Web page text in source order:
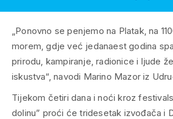
„Ponovno se penjemo na Platak, na
morem, gdje već jedanaest godina
prirodu, kampiranje, radionice i ljude
iskustva“, navodi Marino Mazor iz
Tijekom četiri dana i noći kroz
dolinu” proći će tridesetak izvođača i